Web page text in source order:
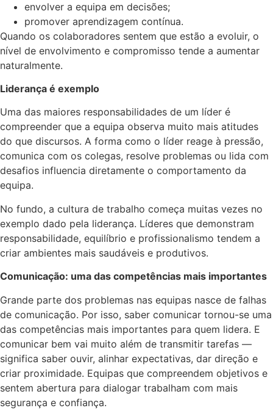
envolver a equipa em decisões;
promover aprendizagem contínua.
Quando os colaboradores sentem que estão a evoluir, o
nível de envolvimento e compromisso tende a aumentar
naturalmente.
Liderança é exemplo
Uma das maiores responsabilidades de um líder é
compreender que a equipa observa muito mais atitudes
do que discursos. A forma como o líder reage à pressão,
comunica com os colegas, resolve problemas ou lida com
desafios influencia diretamente o comportamento da
equipa.
No fundo, a cultura de trabalho começa muitas vezes no
exemplo dado pela liderança. Líderes que demonstram
responsabilidade, equilíbrio e profissionalismo tendem a
criar ambientes mais saudáveis e produtivos.
Comunicação: uma das competências mais importantes
Grande parte dos problemas nas equipas nasce de falhas
de comunicação. Por isso, saber comunicar tornou-se uma
das competências mais importantes para quem lidera. E
comunicar bem vai muito além de transmitir tarefas —
significa saber ouvir, alinhar expectativas, dar direção e
criar proximidade. Equipas que compreendem objetivos e
sentem abertura para dialogar trabalham com mais
segurança e confiança.